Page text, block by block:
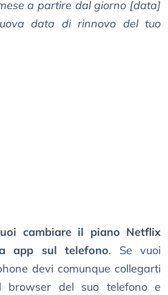
a partire dal giorno [data]
data di rinnovo del tuo
cambiare il piano Netflix
app sul telefono. Se vuoi
devi comunque collegarti
del suo telefono e